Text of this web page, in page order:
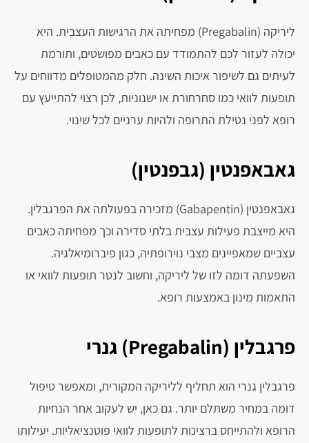
ליריקה (Pregabalin) מפחיתה את הרגישות העצבית. היא
יכולה לעזור לכם להתמודד עם כאבים מפושטים, ותורמת
לעיתים גם לשיפור איכות השינה. חלק מהמטופלים מדווחים על
תופעות לוואי כמו סחרחורת או ישנוניות, לכן רצוי להתייעץ עם
רופא לפני נטילת התרופה ולהיות ערניים לכל שינוי.
גאבאפנטין (גבפנטין)
גאבאפנטין (Gabapentin) מזכירה בפעולתה את הפרגבלין.
היא מייצבת פעילות עצבית בלתי סדירה וכך מפחיתה כאבים
עצביים שמאפיינים מצבי נוירופתיה, כגון פיברומיאלגיה.
השפעתה דומה לזו של ליריקה, וחשוב לנטר תופעות לוואי או
התאמות מינון באמצעות רופא.
פרגבלין (Pregabalin) גנרי
פרגבלין גנרי הוא תחליף לליריקה המקורית, ומאפשר טיפול
דומה במחיר משתלם יותר. גם כאן, יש לעקוב אחר הנחיות
הרופא ולהתייחס ברצינות לתופעות לוואי פוטנציאליות. יעילותו